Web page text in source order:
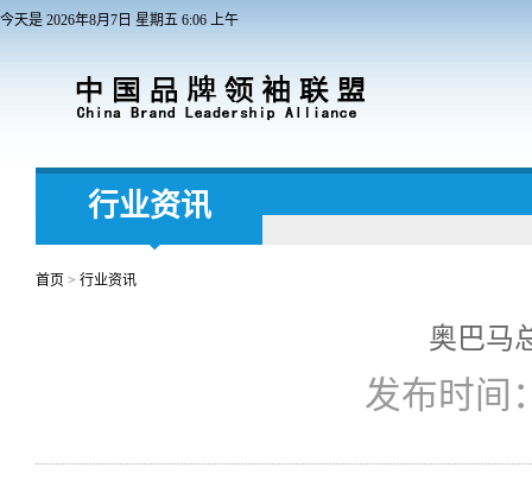
今天是 2026年8月 7 日 星期五 6:06 上午
行业资讯
首页 > 行业资讯
奥巴马
发布时间